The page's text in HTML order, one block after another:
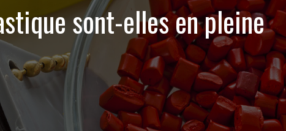
sont-elles en pleine